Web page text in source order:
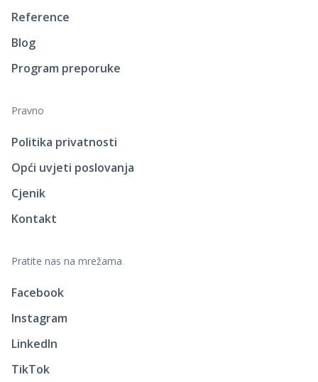
Reference
Blog
Program preporuke
Pravno
Politika privatnosti
Opći uvjeti poslovanja
Cjenik
Kontakt
Pratite nas na mrežama
Facebook
Instagram
LinkedIn
TikTok